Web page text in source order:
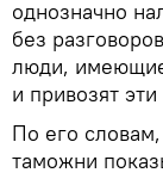
однозначно
без
люди,
и привозят
По его
таможни